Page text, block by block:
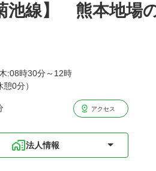
池線】 熊本地場
:08時30分～12時
0分）
アクセス
法人情報